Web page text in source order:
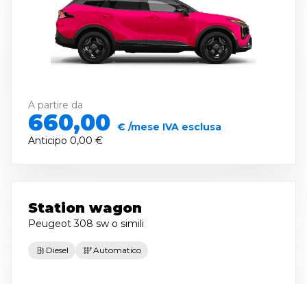
A partire da
660,00 € /mese IVA esclusa
Anticipo 0,00 €
Station wagon
Peugeot 308 sw o simili
Diesel Automatico